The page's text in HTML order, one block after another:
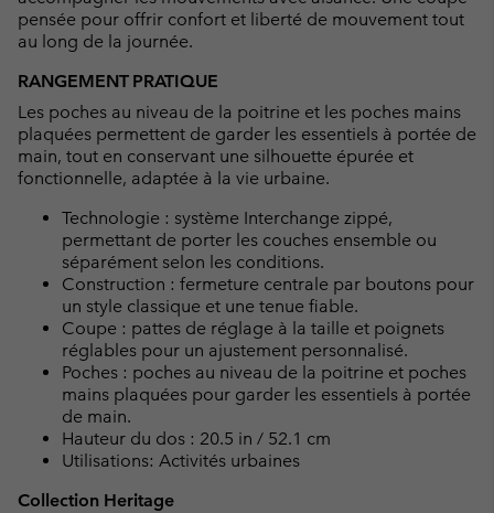
pensée pour offrir confort et liberté de mouvement tout
au long de la journée.
RANGEMENT PRATIQUE
Les poches au niveau de la poitrine et les poches mains
plaquées permettent de garder les essentiels à portée de
main, tout en conservant une silhouette épurée et
fonctionnelle, adaptée à la vie urbaine.
Technologie : système Interchange zippé,
permettant de porter les couches ensemble ou
séparément selon les conditions.
Construction : fermeture centrale par boutons pour
un style classique et une tenue fiable.
Coupe : pattes de réglage à la taille et poignets
réglables pour un ajustement personnalisé.
Poches : poches au niveau de la poitrine et poches
mains plaquées pour garder les essentiels à portée
de main.
Hauteur du dos : 20.5 in / 52.1 cm
Utilisations: Activités urbaines
Collection Heritage